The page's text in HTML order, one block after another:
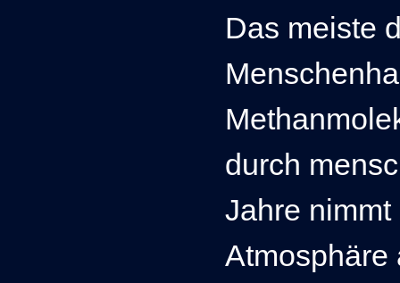
Das meiste
durch
Jahre
Atmosphäre